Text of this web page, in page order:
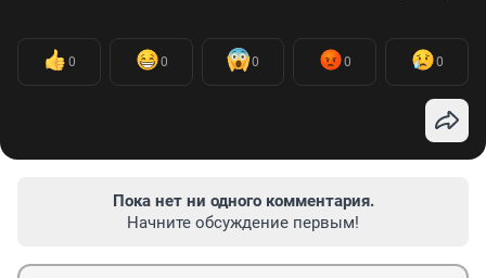
0 0 0 0 0
Пока нет ни одного комментария.
Начните обсуждение первым!